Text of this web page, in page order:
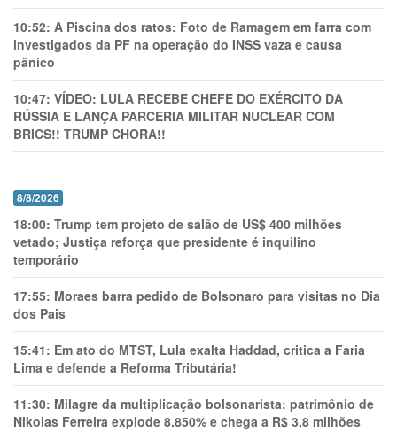
10:52: A Piscina dos ratos: Foto de Ramagem em farra com
investigados da PF na operação do INSS vaza e causa
pânico
10:47: VÍDEO: LULA RECEBE CHEFE DO EXÉRCITO DA
RÚSSIA E LANÇA PARCERIA MILITAR NUCLEAR COM
BRICS!! TRUMP CHORA!!
8/8/2026
18:00: Trump tem projeto de salão de US$ 400 milhões
vetado; Justiça reforça que presidente é inquilino
temporário
17:55: Moraes barra pedido de Bolsonaro para visitas no Dia
dos Pais
15:41: Em ato do MTST, Lula exalta Haddad, critica a Faria
Lima e defende a Reforma Tributária!
11:30: Milagre da multiplicação bolsonarista: patrimônio de
Nikolas Ferreira explode 8.850% e chega a R$ 3,8 milhões